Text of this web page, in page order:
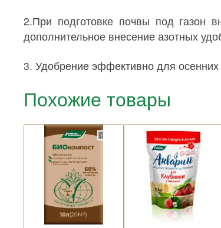
2.При подготовке почвы под газон
дополнительное внесение азотных
3. Удобрение эффективно для осенних
Похожие товары